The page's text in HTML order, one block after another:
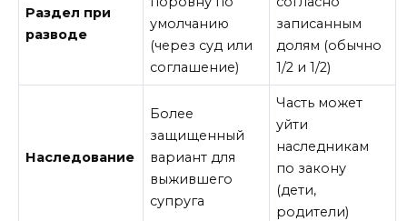
Раздел при
разводе
умолчанию
(через суд или
соглашение)
записанным
долям (обычно
1/2 и 1/2)
Наследование
Более
защищенный
вариант для
выжившего
супруга
Часть может
уйти
наследникам
по закону
(дети,
родители)